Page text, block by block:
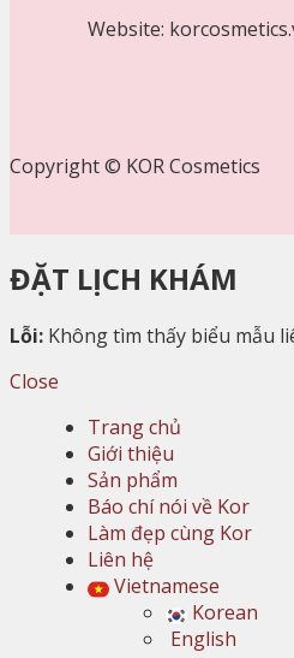
Website:
Copyright © KOR Cosmetics
ĐẶT LỊCH KHÁM
Lỗi: Không tìm thấy biểu mẫu
Close
Trang chủ
Giới thiệu
Sản phẩm
Báo chí nói về Kor
Làm đẹp cùng Kor
Liên hệ
Vietnamese
Korean
English